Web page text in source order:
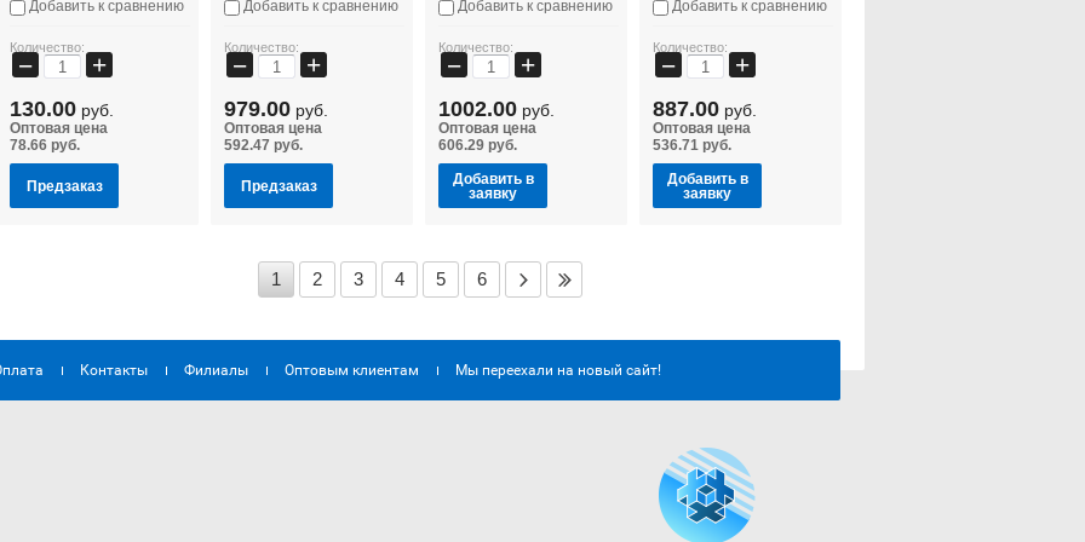
Добавить к сравнению
Количество:
− +
130.00 руб.
Оптовая цена
78.66 руб.
Предзаказ
Добавить к сравнению
Количество:
− +
979.00 руб.
Оптовая цена
592.47 руб.
Предзаказ
Добавить к сравнению
Количество:
− +
1002.00 руб.
Оптовая цена
606.29 руб.
Добавить в
заявку
Добавить к сравнению
Количество:
− +
887.00 руб.
Оптовая цена
536.71 руб.
Добавить в
заявку
1 2 3 4 5 6
Контакты Филиалы Оптовым клиентам Мы переехали на новый сайт!